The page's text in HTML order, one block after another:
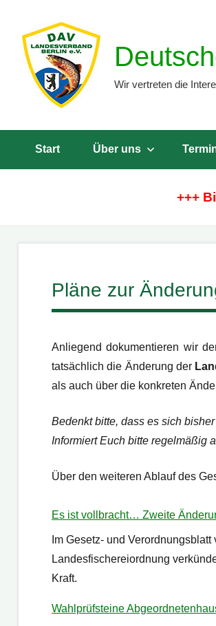
springen
Wir vertreten die
Start Über uns
+++
Pläne zur
Anliegend dokumentieren wir
tatsächlich die Änderung der
als auch über die konkreten
Bedenkt bitte, dass es sich
Informiert Euch bitte regelmäßig
Über den weiteren Ablauf des
Es ist vollbracht… Zweite
Im Gesetz- und
Landesfischereiordnung
Kraft.
Wahlprüfsteine